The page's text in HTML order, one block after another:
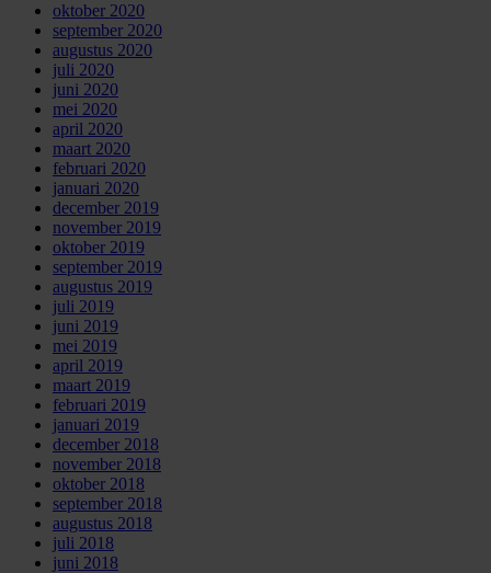
oktober 2020
september 2020
augustus 2020
juli 2020
juni 2020
mei 2020
april 2020
maart 2020
februari 2020
januari 2020
december 2019
november 2019
oktober 2019
september 2019
augustus 2019
juli 2019
juni 2019
mei 2019
april 2019
maart 2019
februari 2019
januari 2019
december 2018
november 2018
oktober 2018
september 2018
augustus 2018
juli 2018
juni 2018